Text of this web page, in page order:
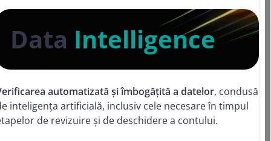
Data Intelligence
automatizată și îmbogățită a datelor, condusă
inteligența artificială, inclusiv cele necesare în timpul
de revizuire și de deschidere a contului.